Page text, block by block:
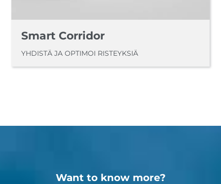
Smart Corridor
YHDISTÄ JA OPTIMOI RISTEYKSIÄ
Want to know more?